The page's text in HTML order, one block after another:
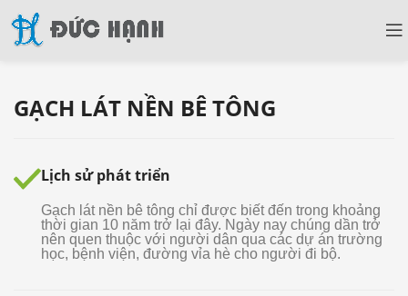
GẠCH LÁT NỀN BÊ TÔNG
Lịch sử phát triển
Gạch lát nền bê tông chỉ được biết đến trong khoảng
thời gian 10 năm trở lại đây. Ngày nay chúng dần trở
nên quen thuộc với người dân qua các dự án trường
học, bệnh viện, đường vỉa hè cho người đi bộ.